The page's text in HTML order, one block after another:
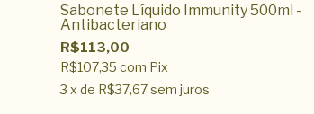
Sabonete Líquido Immunity 500ml -
Antibacteriano
R$113,00
R$107,35 com Pix
3 x de R$37,67sem juros